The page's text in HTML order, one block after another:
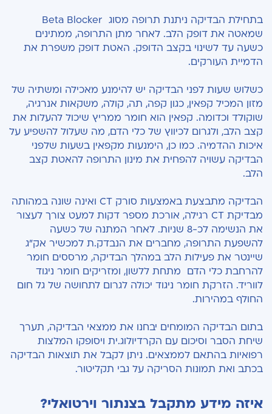
בתחילת הבדיקה ניתנת תרופה מסוג Beta Blocker
שמאטה את דופק הלב. לאחר מתן התרופה, ממתינים
כשעה עד לשינוי בקצב הדופק. האטת דופק משפרת את
הדמיית העורקים.
כשלוש שעות לפני הבדיקה יש להימנע מאכילה ומשתיה של
מזון המכיל קפאין, כגון קפה, תה, קולה, משקאות אנרגיה,
שוקולד וכדומה. קפאין הוא חומר ממריץ שיכול להעלות את
קצב הלב, ולגרום לכיווץ של כלי הדם, מה שעלול להשפיע על
איכות ההדמיה. כמו כן, הימנעות מקפאין בשעות שלפני
הבדיקה עשויה להפחית את מינון התרופה להאטת קצב
הלב.
הבדיקה מתבצעת באמצעות סורק CT ואינה שונה במהותה
מבדיקת CT רגילה, אורכת מספר דקות למעט צורך לעצור
את הנשימה לכ-8 שניות. לאחר המתנה של כשעה
להשפעת התרופה, מחברים את הנבדק.ת למכשיר אק"ג
שיינטר את פעילות הלב במהלך הבדיקה, מרססים חומר
להרחבת כלי הדם מתחת ללשון, ומזריקים חומר ניגוד
לווריד. הזרקת חומר ניגוד יכולה לגרום לתחושה של גל חום
החולף במהירות.
בתום הבדיקה המומחים יבחנו את ממצאי הבדיקה, תערך
שיחת הסבר וסיכום עם הקרדיולוג.ית ויסופקו המלצות
רפואיות בהתאם לממצאים. ניתן לקבל את תוצאות הבדיקה
בכתב ואת תמונות הסריקה על גבי תקליטור.
איזה מידע מתקבל בצנתור וירטואלי?